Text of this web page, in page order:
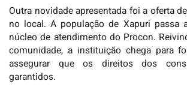
Outra novidade apresentada foi a oferta
no local. A população de Xapuri passa
núcleo de atendimento do Procon.
comunidade, a instituição chega para
assegurar que os direitos dos
garantidos.